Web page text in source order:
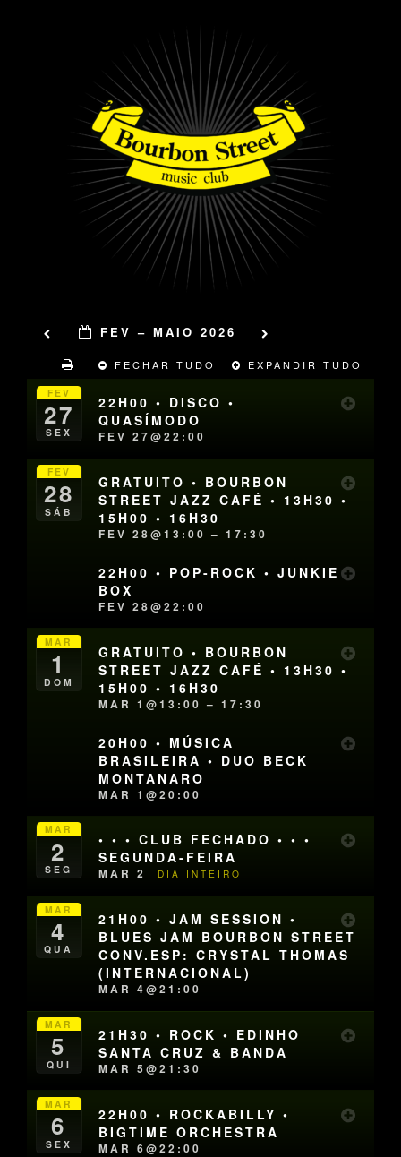
FEV – MAIO 2026
FECHAR TUDO EXPANDIR TUDO
FEV
27
SEX
22H00 • DISCO •
QUASÍMODO
FEV 27@22:00
FEV
28
SÁB
GRATUITO • BOURBON
STREET JAZZ CAFÉ • 13H30 •
15H00 • 16H30
FEV 28@13:00 – 17:30
22H00 • POP-ROCK • JUNKIE
BOX
FEV 28@22:00
MAR
1
DOM
GRATUITO • BOURBON
STREET JAZZ CAFÉ • 13H30 •
15H00 • 16H30
MAR 1@13:00 – 17:30
20H00 • MÚSICA
BRASILEIRA • DUO BECK
MONTANARO
MAR 1@20:00
MAR
2
SEG
• • • CLUB FECHADO • • •
SEGUNDA-FEIRA
MAR 2 DIA INTEIRO
MAR
4
QUA
21H00 • JAM SESSION •
BLUES JAM BOURBON STREET
CONV.ESP: CRYSTAL THOMAS
(INTERNACIONAL)
MAR 4@21:00
MAR
5
QUI
21H30 • ROCK • EDINHO
SANTA CRUZ & BANDA
MAR 5@21:30
MAR
6
SEX
22H00 • ROCKABILLY •
BIGTIME ORCHESTRA
MAR 6@22:00